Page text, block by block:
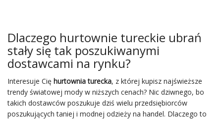
Dlaczego hurtownie tureckie ubrań
stały się tak poszukiwanymi
dostawcami na rynku?
Interesuje Cię hurtownia turecka, z której kupisz najświeższe
trendy światowej mody w niższych cenach? Nic dziwnego, bo
takich dostawców poszukuje dziś wielu przedsiębiorców
poszukujących taniej i modnej odzieży na handel. Dlaczego to